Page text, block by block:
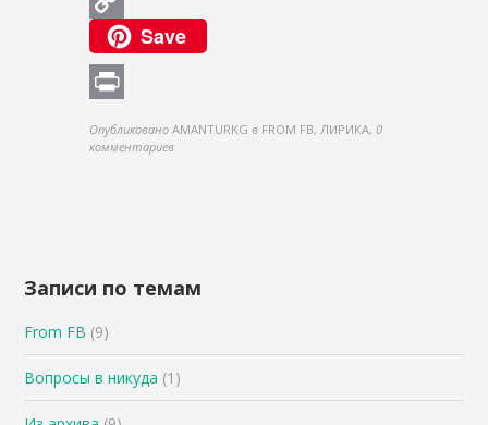
Copy
Link
Save
Опубликовано AMANTURKG в FROM FB, ЛИРИКА,0
комментариев
Записи по темам
From FB (9)
Вопросы в никуда (1)